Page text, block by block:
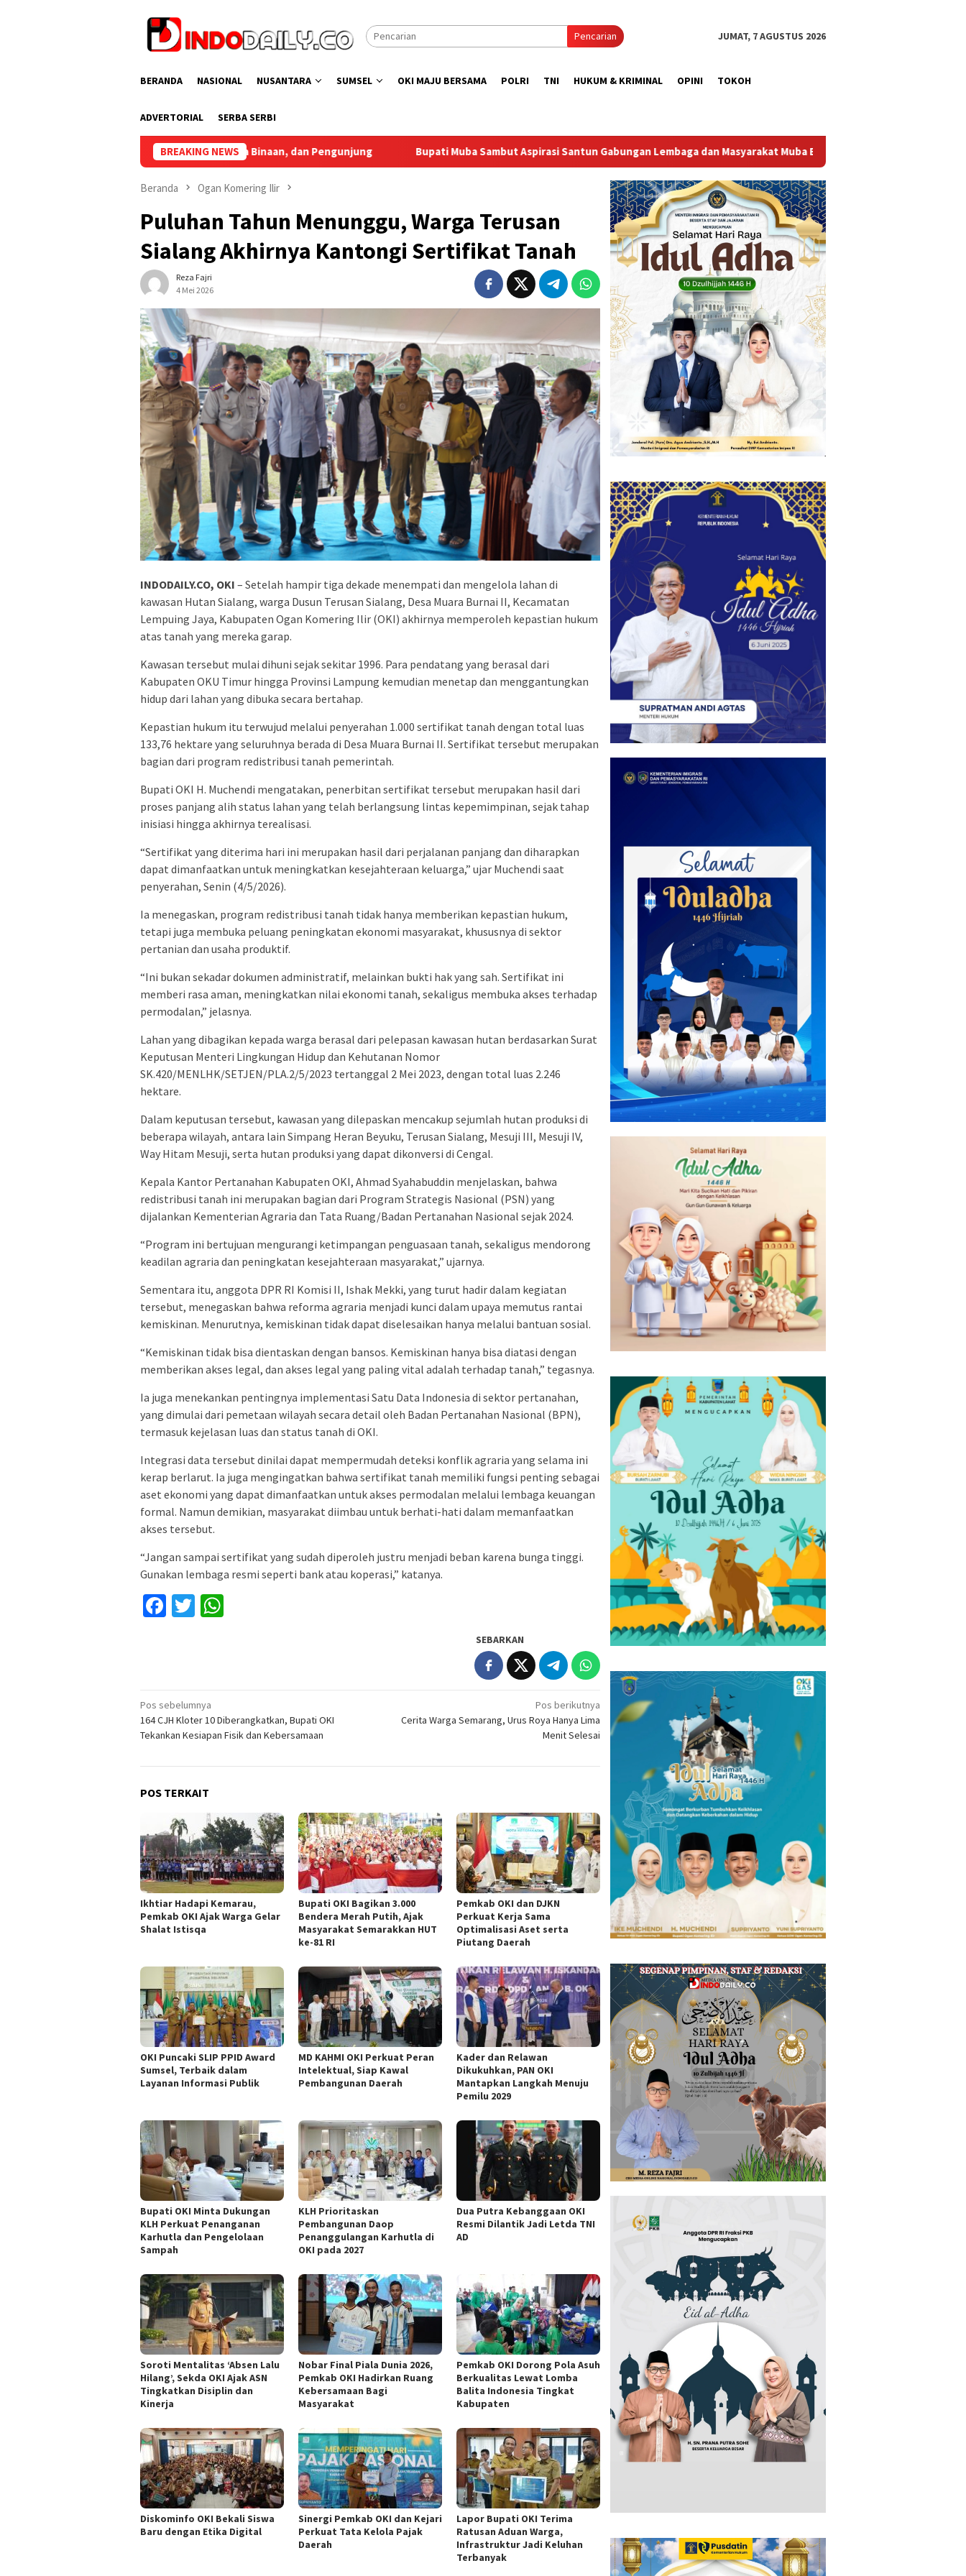
Pencarian JUMAT, 7 AGUSTUS 2026
BERANDA NASIONAL NUSANTARA SUMSEL OKI MAJU BERSAMA POLRI TNI HUKUM & KRIMINAL OPINI TOKOH
ADVERTORIAL SERBA SERBI
BREAKING NEWS
Warga Binaan, dan Pengunjung Bupati Muba Sambut Aspirasi Santun Gabungan Lembaga dan Masyarakat Muba Bersatu Lapas Muara Enim Gelar Bakti Sosial Donor
Beranda Ogan Komering Ilir
Puluhan Tahun Menunggu, Warga Terusan
Sialang Akhirnya Kantongi Sertifikat Tanah
Reza Fajri
4 Mei 2026
INDODAILY.CO, OKI – Setelah hampir tiga dekade menempati dan mengelola lahan di
kawasan Hutan Sialang, warga Dusun Terusan Sialang, Desa Muara Burnai II, Kecamatan
Lempuing Jaya, Kabupaten Ogan Komering Ilir (OKI) akhirnya memperoleh kepastian hukum
atas tanah yang mereka garap.
Kawasan tersebut mulai dihuni sejak sekitar 1996. Para pendatang yang berasal dari
Kabupaten OKU Timur hingga Provinsi Lampung kemudian menetap dan menggantungkan
hidup dari lahan yang dibuka secara bertahap.
Kepastian hukum itu terwujud melalui penyerahan 1.000 sertifikat tanah dengan total luas
133,76 hektare yang seluruhnya berada di Desa Muara Burnai II. Sertifikat tersebut merupakan
bagian dari program redistribusi tanah pemerintah.
Bupati OKI H. Muchendi mengatakan, penerbitan sertifikat tersebut merupakan hasil dari
proses panjang alih status lahan yang telah berlangsung lintas kepemimpinan, sejak tahap
inisiasi hingga akhirnya terealisasi.
“Sertifikat yang diterima hari ini merupakan hasil dari perjalanan panjang dan diharapkan
dapat dimanfaatkan untuk meningkatkan kesejahteraan keluarga,” ujar Muchendi saat
penyerahan, Senin (4/5/2026).
Ia menegaskan, program redistribusi tanah tidak hanya memberikan kepastian hukum,
tetapi juga membuka peluang peningkatan ekonomi masyarakat, khususnya di sektor
pertanian dan usaha produktif.
“Ini bukan sekadar dokumen administratif, melainkan bukti hak yang sah. Sertifikat ini
memberi rasa aman, meningkatkan nilai ekonomi tanah, sekaligus membuka akses terhadap
permodalan,” jelasnya.
Lahan yang dibagikan kepada warga berasal dari pelepasan kawasan hutan berdasarkan Surat
Keputusan Menteri Lingkungan Hidup dan Kehutanan Nomor
SK.420/MENLHK/SETJEN/PLA.2/5/2023 tertanggal 2 Mei 2023, dengan total luas 2.246
hektare.
Dalam keputusan tersebut, kawasan yang dilepaskan mencakup sejumlah hutan produksi di
beberapa wilayah, antara lain Simpang Heran Beyuku, Terusan Sialang, Mesuji III, Mesuji IV,
Way Hitam Mesuji, serta hutan produksi yang dapat dikonversi di Cengal.
Kepala Kantor Pertanahan Kabupaten OKI, Ahmad Syahabuddin menjelaskan, bahwa
redistribusi tanah ini merupakan bagian dari Program Strategis Nasional (PSN) yang
dijalankan Kementerian Agraria dan Tata Ruang/Badan Pertanahan Nasional sejak 2024.
“Program ini bertujuan mengurangi ketimpangan penguasaan tanah, sekaligus mendorong
keadilan agraria dan peningkatan kesejahteraan masyarakat,” ujarnya.
Sementara itu, anggota DPR RI Komisi II, Ishak Mekki, yang turut hadir dalam kegiatan
tersebut, menegaskan bahwa reforma agraria menjadi kunci dalam upaya memutus rantai
kemiskinan. Menurutnya, kemiskinan tidak dapat diselesaikan hanya melalui bantuan sosial.
“Kemiskinan tidak bisa dientaskan dengan bansos. Kemiskinan hanya bisa diatasi dengan
memberikan akses legal, dan akses legal yang paling vital adalah terhadap tanah,” tegasnya.
Ia juga menekankan pentingnya implementasi Satu Data Indonesia di sektor pertanahan,
yang dimulai dari pemetaan wilayah secara detail oleh Badan Pertanahan Nasional (BPN),
termasuk kejelasan luas dan status tanah di OKI.
Integrasi data tersebut dinilai dapat mempermudah deteksi konflik agraria yang selama ini
kerap berlarut. Ia juga mengingatkan bahwa sertifikat tanah memiliki fungsi penting sebagai
aset ekonomi yang dapat dimanfaatkan untuk akses permodalan melalui lembaga keuangan
formal. Namun demikian, masyarakat diimbau untuk berhati-hati dalam memanfaatkan
akses tersebut.
“Jangan sampai sertifikat yang sudah diperoleh justru menjadi beban karena bunga tinggi.
Gunakan lembaga resmi seperti bank atau koperasi,” katanya.
Facebook
Twitter
SEBARKAN
Navigasi
pos
Pos sebelumnya
164 CJH Kloter 10 Diberangkatkan, Bupati OKI
Tekankan Kesiapan Fisik dan Kebersamaan
Pos berikutnya
Cerita Warga Semarang, Urus Roya Hanya Lima
Menit Selesai
POS TERKAIT
Ikhtiar Hadapi Kemarau,
Pemkab OKI Ajak Warga Gelar
Shalat Istisqa
Bupati OKI Bagikan 3.000
Bendera Merah Putih, Ajak
Masyarakat Semarakkan HUT
ke-81 RI
Pemkab OKI dan DJKN
Perkuat Kerja Sama
Optimalisasi Aset serta
Piutang Daerah
OKI Puncaki SLIP PPID Award
Sumsel, Terbaik dalam
Layanan Informasi Publik
MD KAHMI OKI Perkuat Peran
Intelektual, Siap Kawal
Pembangunan Daerah
Kader dan Relawan
Dikukuhkan, PAN OKI
Mantapkan Langkah Menuju
Pemilu 2029
Bupati OKI Minta Dukungan
KLH Perkuat Penanganan
Karhutla dan Pengelolaan
Sampah
KLH Prioritaskan
Pembangunan Daop
Penanggulangan Karhutla di
OKI pada 2027
Dua Putra Kebanggaan OKI
Resmi Dilantik Jadi Letda TNI
AD
Soroti Mentalitas ‘Absen Lalu
Hilang’, Sekda OKI Ajak ASN
Tingkatkan Disiplin dan
Kinerja
Nobar Final Piala Dunia 2026,
Pemkab OKI Hadirkan Ruang
Kebersamaan Bagi
Masyarakat
Pemkab OKI Dorong Pola Asuh
Berkualitas Lewat Lomba
Balita Indonesia Tingkat
Kabupaten
Diskominfo OKI Bekali Siswa
Baru dengan Etika Digital
Sinergi Pemkab OKI dan Kejari
Perkuat Tata Kelola Pajak
Daerah
Lapor Bupati OKI Terima
Ratusan Aduan Warga,
Infrastruktur Jadi Keluhan
Terbanyak